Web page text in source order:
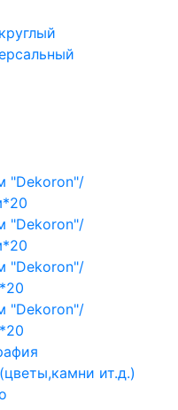
"Dekoron"/
"Dekoron"/
"Dekoron"/
"Dekoron"/
ит.д.)